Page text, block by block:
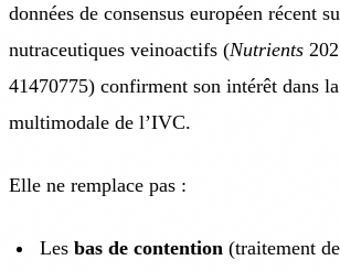
données de consensus européen récent
nutraceutiques veinoactifs (Nutrients
41470775) confirment son intérêt dans
multimodale de l’IVC.
Elle ne remplace pas :
Les bas de contention (traitement